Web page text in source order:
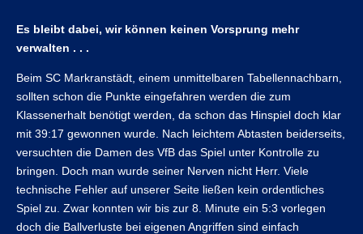
Es bleibt dabei, wir können keinen Vorsprung mehr
verwalten . . .
Beim SC Markranstädt, einem unmittelbaren Tabellennachbarn,
sollten schon die Punkte eingefahren werden die zum
Klassenerhalt benötigt werden, da schon das Hinspiel doch klar
mit 39:17 gewonnen wurde. Nach leichtem Abtasten beiderseits,
versuchten die Damen des VfB das Spiel unter Kontrolle zu
bringen. Doch man wurde seiner Nerven nicht Herr. Viele
technische Fehler auf unserer Seite ließen kein ordentliches
Spiel zu. Zwar konnten wir bis zur 8. Minute ein 5:3 vorlegen
doch die Ballverluste bei eigenen Angriffen sind einfach